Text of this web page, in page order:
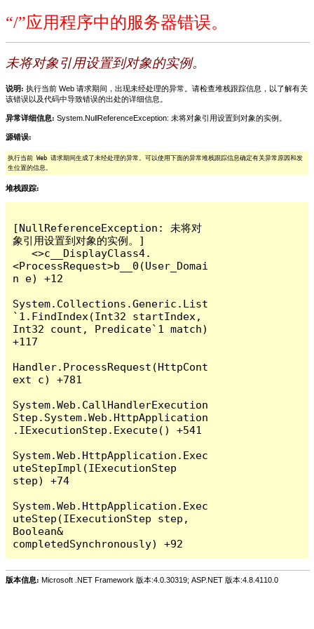
“/”应用程序中的服务器错误。
未将对象引用设置到对象的实例。
说明: 执行当前 Web 请求期间，出现未经处理的异常。请检查堆栈跟踪信息，以了解有关
该错误以及代码中导致错误的出处的详细信息。
异常详细信息: System.NullReferenceException: 未将对象引用设置到对象的实例。
源错误:
执行当前 Web 请求期间生成了未经处理的异常。可以使用下面的异常堆栈跟踪信息确定有关异常原因和发
生位置的信息。
堆栈跟踪:
[NullReferenceException: 未将对
象引用设置到对象的实例。]
   <>c__DisplayClass4.
<ProcessRequest>b__0(User_Domai
n e) +12
System.Collections.Generic.List
`1.FindIndex(Int32 startIndex,
Int32 count, Predicate`1 match)
+117
Handler.ProcessRequest(HttpCont
ext c) +781
System.Web.CallHandlerExecution
Step.System.Web.HttpApplication
.IExecutionStep.Execute() +541
System.Web.HttpApplication.Exec
uteStepImpl(IExecutionStep
step) +74
System.Web.HttpApplication.Exec
uteStep(IExecutionStep step,
Boolean&
版本信息: Microsoft .NET Framework 版本:4.0.30319; ASP.NET 版本:4.8.4110.0